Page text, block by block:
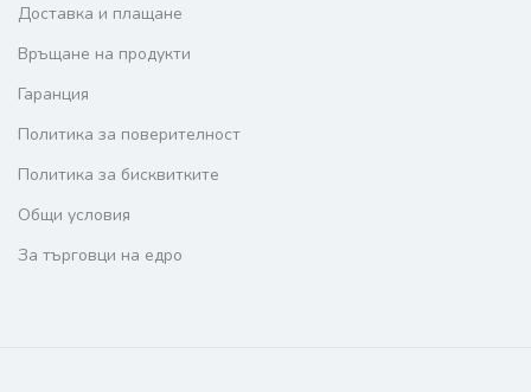
Доставка и плащане
Връщане на продукти
Гаранция
Политика за поверителност
Политика за бисквитките
Общи условия
За търговци на едро